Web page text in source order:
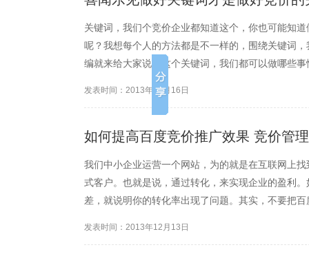
关键词，我们个竞价企业都知道这个，你也可能知
呢？我想每个人的方法都是不一样的，围绕关键词
编就来给大家说说这个关键词，我们都可以做哪些
的，认识活的，我们可以根据自身的实际需要，去
有些比较冷门，但是搜索量...
发表时间：2013年12月16日
如何提高百度竞价推广效果 竞价管
我们中小企业运营一个网站，为的就是在互联网上
式客户。也就是说，通过转化，来实现企业的盈利
差，就说明你的转化率出现了问题。其实，不要把
发表时间：2013年12月13日